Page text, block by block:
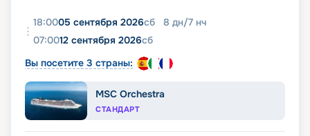
18:0005 сентября 2026сб 8 дн/7 нч
07:0012 сентября 2026сб
Вы посетите 3 страны:
MSC Orchestra
СТАНДАРТ